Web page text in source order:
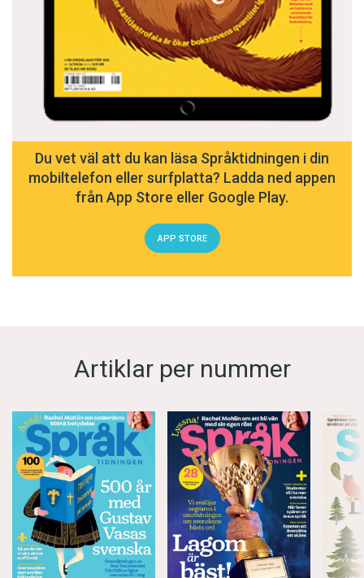
Du vet väl att du kan läsa Språktidningen i din
mobiltelefon eller surfplatta? Ladda ned appen
från App Store eller Google Play.
APP STORE
Artiklar per nummer